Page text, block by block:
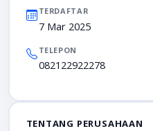
TERDAFTAR
7 Mar 2025
TELEPON
082122922278
TENTANG PERUSAHAAN